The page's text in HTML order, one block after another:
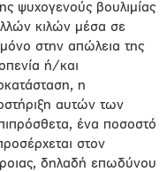
ψυχογενούς βουλιμίας
κιλών μέσα σε
στην απώλεια της
ή/και
η
αυτών των
ένα ποσοστό
στον
δηλαδή επωδύνου